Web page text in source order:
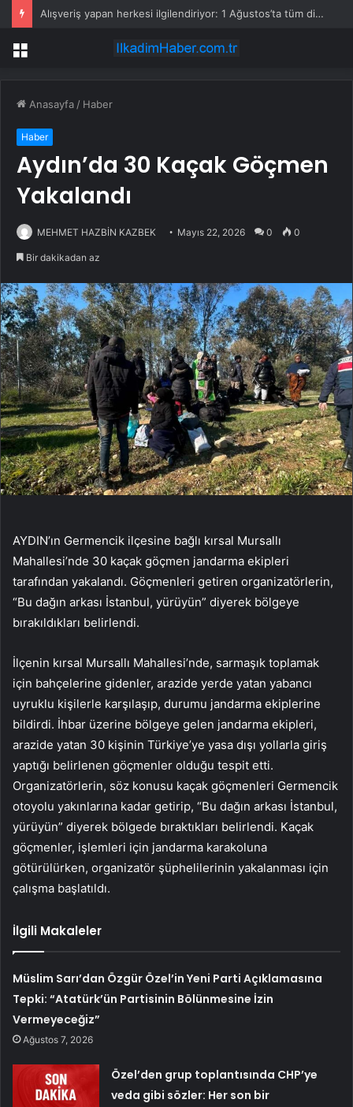
Alışveriş yapan herkesi ilgilendiriyor: 1 Ağustos’ta tüm dijital kurallar değişiyor
Menü
Anasayfa / Haber
Haber
Aydın’da 30 Kaçak Göçmen
Yakalandı
MEHMET HAZBİN KAZBEK Mayıs 22, 2026 0 0
Bir dakikadan az
AYDIN’ın Germencik ilçesine bağlı kırsal Mursallı
Mahallesi’nde 30 kaçak göçmen jandarma ekipleri
tarafından yakalandı. Göçmenleri getiren organizatörlerin,
“Bu dağın arkası İstanbul, yürüyün” diyerek bölgeye
bırakıldıkları belirlendi.
İlçenin kırsal Mursallı Mahallesi’nde, sarmaşık toplamak
için bahçelerine gidenler, arazide yerde yatan yabancı
uyruklu kişilerle karşılaşıp, durumu jandarma ekiplerine
bildirdi. İhbar üzerine bölgeye gelen jandarma ekipleri,
arazide yatan 30 kişinin Türkiye’ye yasa dışı yollarla giriş
yaptığı belirlenen göçmenler olduğu tespit etti.
Organizatörlerin, söz konusu kaçak göçmenleri Germencik
otoyolu yakınlarına kadar getirip, “Bu dağın arkası İstanbul,
yürüyün” diyerek bölgede bıraktıkları belirlendi. Kaçak
göçmenler, işlemleri için jandarma karakoluna
götürülürken, organizatör şüphelilerinin yakalanması için
çalışma başlatıldı.
İlgili Makaleler
Müslim Sarı’dan Özgür Özel’in Yeni Parti Açıklamasına
Tepki: “Atatürk’ün Partisinin Bölünmesine İzin
Vermeyeceğiz”
Ağustos 7, 2026
Özel’den grup toplantısında CHP’ye
veda gibi sözler: Her son bir